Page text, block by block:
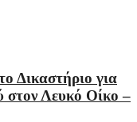
Δικαστήριο για
στον Λευκό Οίκο –